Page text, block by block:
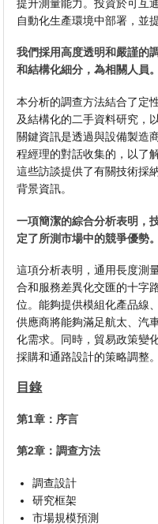
提升測量能力。投資於可互
自動化生產環境中部署，並
我們採用高度透明和嚴謹的
和結構化細分，為相關人員。
本分析的調查方法結合了定
及結構化的二手資料研究，
關鍵資訊是透過與設備製造
程經理的對話收集的，以了
這些訪談提供了有關技術採
背景資訊。
一項簡潔的綜合分析表明，
定了所測市場中的競爭優勢。
這項分析表明，通用長度測
合和服務差異化交匯的十字
位。能夠提供模組化產品線
供應商將能夠滿足航太、汽
化需求。同時，貿易政策變
採購和通路設計的策略調整。
目錄
第1章：序言
第2章：調查方法
調查設計
研究框架
市場規模預測